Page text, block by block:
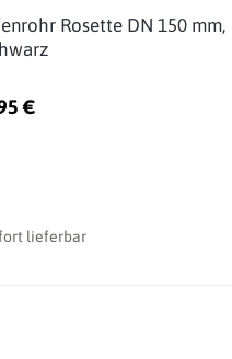
Rosette DN 150 mm,
€
lieferbar